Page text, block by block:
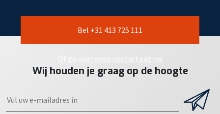
Bel +31 413 725 111
Of ga naar onze contactpagina
Wij houden je graag op de hoogte